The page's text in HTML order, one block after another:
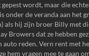
wordt, maar die
de veranda aan het
als hij zijn broer Billy met
Browers dat ze hebben
auto reden. Vern rent met
hem vragen mee te gaan